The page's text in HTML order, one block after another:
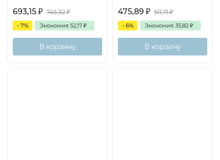
693,15 ₽ 745,32₽
- 7% Экономия 52,17 ₽
В корзину
475,89 ₽ 511,71₽
- 6% Экономия 35,82 ₽
В корзину